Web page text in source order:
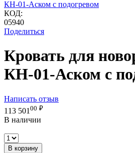
КОД:
05940
Поделиться
Кровать для
КН-01-Аском с
Написать отзыв
113 501 00 ₽
В наличии
В корзину